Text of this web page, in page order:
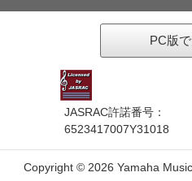
PC版
JASRAC許諾番号：
6523417007Y31018
Copyright © 2026 Yamaha